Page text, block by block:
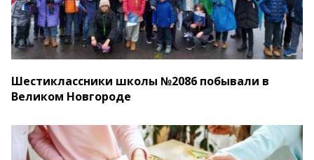
Шестиклассники школы №2086 побывали в
Великом Новгороде